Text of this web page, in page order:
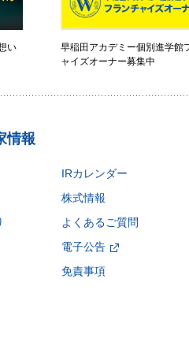
い
早稲田アカデミー個別進学館
ャイズオーナー募集中
情報
IRカレンダー
株式情報
よくあるご質問
電子公告
免責事項